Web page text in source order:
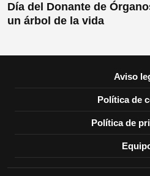
Día del Donante de
un árbol de la vida
Aviso
Política de
Política de